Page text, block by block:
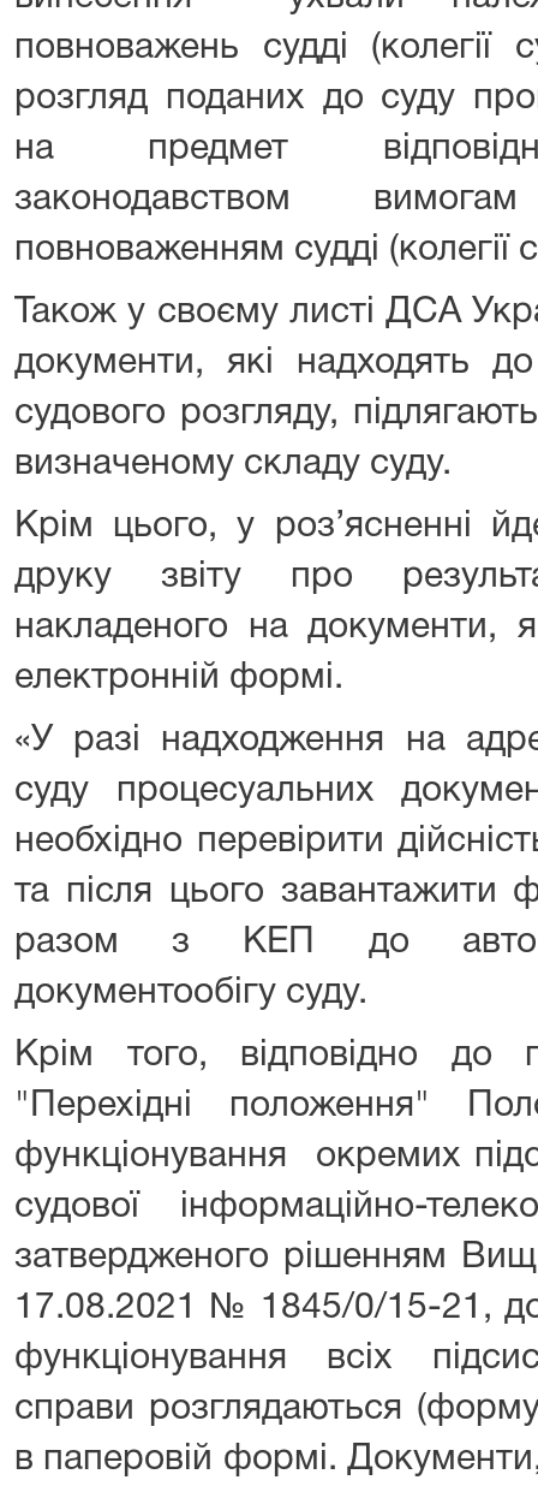
повноважень судді (колегії
розгляд поданих до суду
на предмет
законодавством
повноваженням судді (колегії
Також у своєму листі ДСА
документи, які надходять
судового розгляду,
визначеному складу суду.
Крім цього, у роз’ясненні
друку звіту про
накладеного на документи,
електронній формі.
«У разі надходження на
суду процесуальних
необхідно перевірити
та після цього завантажити
разом з КЕП до
документообігу суду.
Крім того, відповідно до
"Перехідні положення"
функціонування окремих
судової інформаційно-
затвердженого рішенням
17.08.2021 № 1845/0/15-21,
функціонування всіх
справи розглядаються
в паперовій формі.